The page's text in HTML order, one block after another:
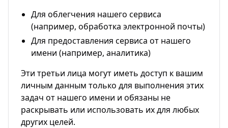
Для облегчения нашего сервиса
(например, обработка электронной почты)
Для предоставления сервиса от нашего
имени (например, аналитика)
Эти третьи лица могут иметь доступ к вашим
личным данным только для выполнения этих
задач от нашего имени и обязаны не
раскрывать или использовать их для любых
других целей.